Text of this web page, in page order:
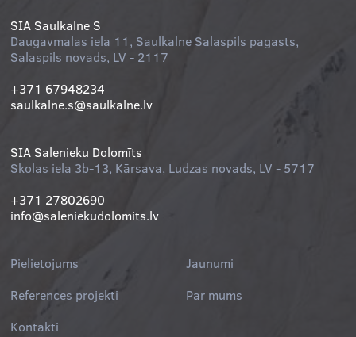
SIA Saulkalne S
Daugavmalas iela 11, Saulkalne Salaspils pagasts,
Salaspils novads, LV - 2117
+371 67948234
saulkalne.s@saulkalne.lv
SIA Salenieku Dolomīts
Skolas iela 3b-13, Kārsava, Ludzas novads, LV - 5717
+371 27802690
info@saleniekudolomits.lv
Pielietojums
Jaunumi
References projekti
Par mums
Kontakti